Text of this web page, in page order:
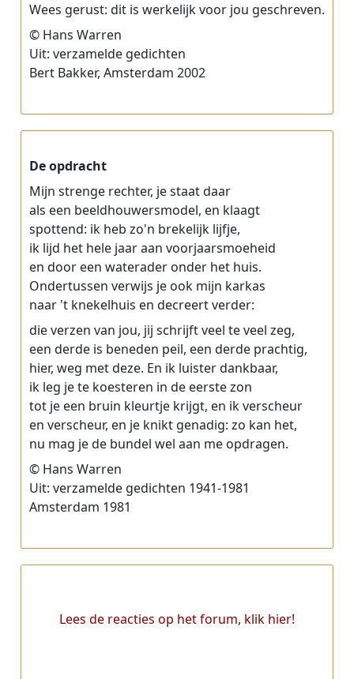
Wees gerust: dit is werkelijk voor jou geschreven.
© Hans Warren
Uit: verzamelde gedichten
Bert Bakker, Amsterdam 2002
De opdracht
Mijn strenge rechter, je staat daar
als een beeldhouwersmodel, en klaagt
spottend: ik heb zo'n brekelijk lijfje,
ik lijd het hele jaar aan voorjaarsmoeheid
en door een waterader onder het huis.
Ondertussen verwijs je ook mijn karkas
naar 't knekelhuis en decreert verder:
die verzen van jou, jij schrijft veel te veel zeg,
een derde is beneden peil, een derde prachtig,
hier, weg met deze. En ik luister dankbaar,
ik leg je te koesteren in de eerste zon
tot je een bruin kleurtje krijgt, en ik verscheur
en verscheur, en je knikt genadig: zo kan het,
nu mag je de bundel wel aan me opdragen.
© Hans Warren
Uit: verzamelde gedichten 1941-1981
Amsterdam 1981
Lees de reacties op het forum, klik hier!